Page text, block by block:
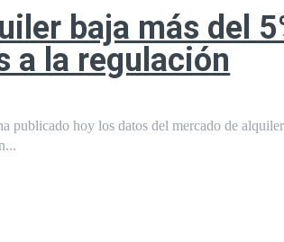
baja más del
a la regulación
publicado hoy los datos del mercado de
este año 2021. En...